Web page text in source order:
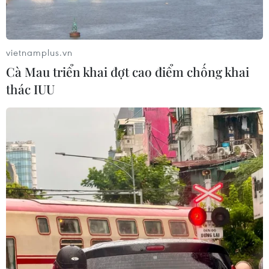
04/08/2026 08:08
CƠ QUAN CHỦ QUẢN: THÔNG TẤN XÃ VIỆT NAM
Tổng Biên tập: TRẦN TIẾN DUẨN
Phó Tổng Biên tập: NGUYỄN THỊ TÁM, KHÚC THANH
THỦY
Sở hữu trí tuệ
Quy định sử dụng
RSS
Hỗ trợ
vietnamplus.vn
Cà Mau triển khai đợt cao điểm chống khai
thác IUU